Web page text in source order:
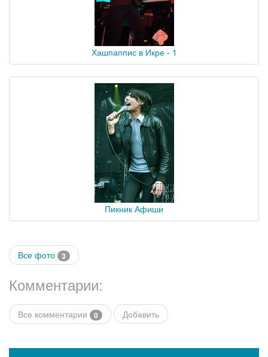
Хашпаппис в Икре - 1
Пикник Афиши
Все фото 3
Комментарии:
Все комментарии 0 Добавить